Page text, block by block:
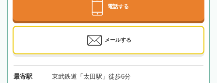
電話する
メールする
最寄駅 東武鉄道「太田駅」徒歩6分